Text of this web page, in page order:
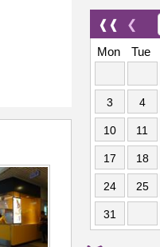
❰❰ ❮
Mon
Tue
3 4
10 11
17 18
24 25
31